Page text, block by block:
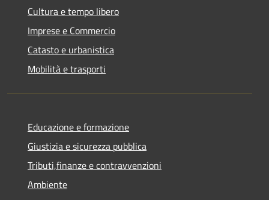
Cultura e tempo libero
Imprese e Commercio
Catasto e urbanistica
Mobilità e trasporti
Educazione e formazione
Giustizia e sicurezza pubblica
Tributi,finanze e contravvenzioni
Ambiente